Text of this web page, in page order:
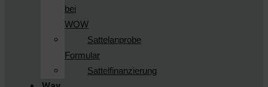
bei
WOW
Sattelanprobe
Formular
Sattelfinanzierung